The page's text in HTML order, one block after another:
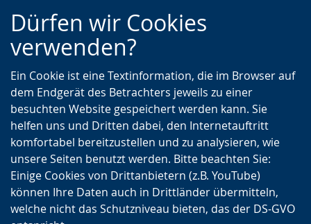
Zur
Hauptnavigation
Zur
Seitennavigation
Zum
Inhalt
Dürfen wir Cookies
verwenden?
Ein Cookie ist eine Textinformation, die im Browser auf
dem Endgerät des Betrachters jeweils zu einer
besuchten Website gespeichert werden kann. Sie
helfen uns und Dritten dabei, den Internetauftritt
komfortabel bereitzustellen und zu analysieren, wie
unsere Seiten benutzt werden. Bitte beachten Sie:
Einige Cookies von Drittanbietern (z.B. YouTube)
können Ihre Daten auch in Drittländer übermitteln,
welche nicht das Schutzniveau bieten, das der DS-GVO